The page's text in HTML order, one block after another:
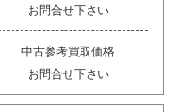
お問合せ下さい
中古参考買取価格
お問合せ下さい